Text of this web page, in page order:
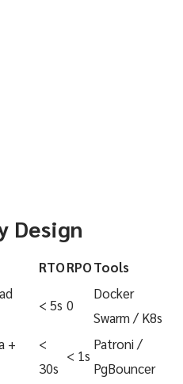
Design
RTORPOTools
< 5s 0
Docker
Swarm / K8s
+
<
30s
< 1s
Patroni /
PgBouncer